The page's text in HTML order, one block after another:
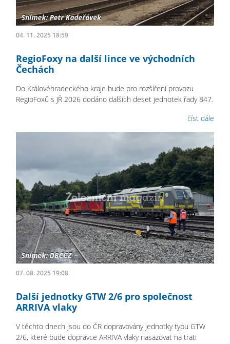
04. 11. 2025 18:59
RegioFoxy na další lince ve východních
Čechách
Do Královéhradeckého kraje bude pro rozšíření provozu
RegioFoxů s JŘ 2026 dodáno dalších deset jednotek řady 847.
číst dále
07. 08. 2025 19:08
Další jednotky GTW 2/6 pro společnost
ARRIVA vlaky
V těchto dnech jsou do ČR dopravovány jednotky typu GTW
2/6, které bude dopravce ARRIVA vlaky nasazovat na trati